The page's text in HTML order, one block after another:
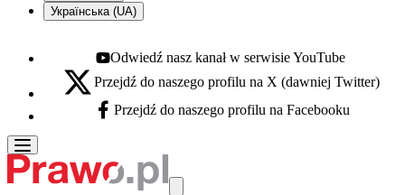
Українська (UA)
Youtube - otwiera się w nowej karcie
Odwiedź nasz kanał w serwisie YouTube
X - otwiera się w nowej karcie
Przejdź do naszego profilu na X (dawniej Twitter)
Facebook - otwiera się w nowej karcie
Przejdź do naszego profilu na Facebooku